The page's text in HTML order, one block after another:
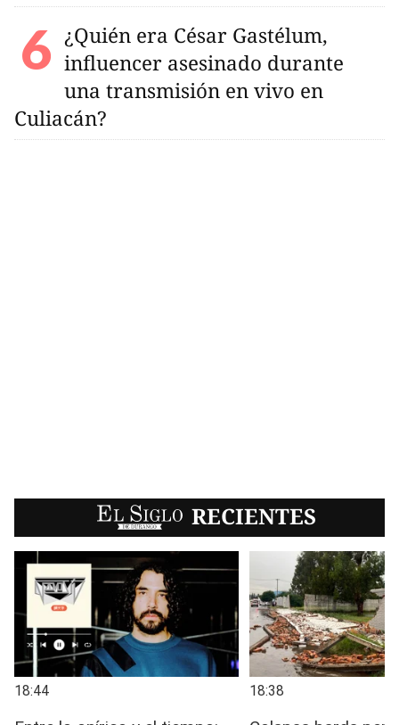
¿Quién era César Gastélum,
influencer asesinado durante
una transmisión en vivo en
Culiacán?
EL SIGLO RECIENTES